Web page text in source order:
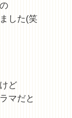
した(笑
ど
マだと